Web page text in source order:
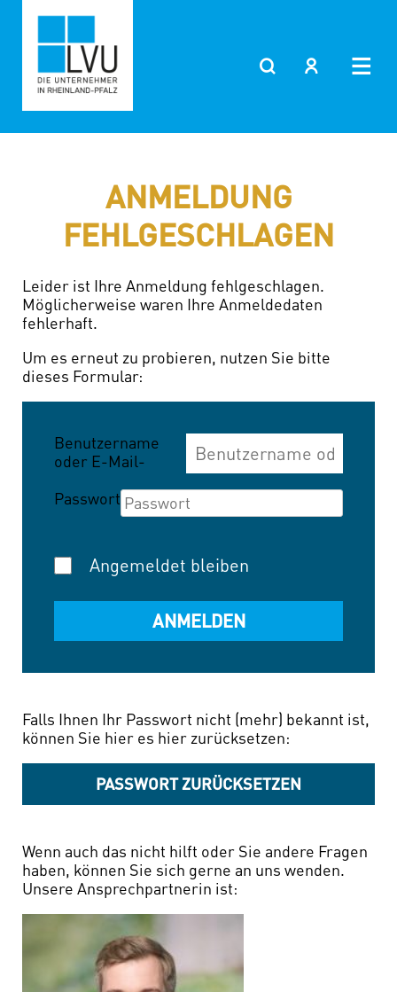
springen
ANMELDUNG
FEHLGESCHLAGEN
Leider ist Ihre Anmeldung fehlgeschlagen.
Möglicherweise waren Ihre Anmeldedaten
fehlerhaft.
Um es erneut zu probieren, nutzen Sie bitte
dieses Formular:
Benutzername
oder E-Mail-
Passwort
Angemeldet bleiben
Falls Ihnen Ihr Passwort nicht (mehr) bekannt ist,
können Sie hier es hier zurücksetzen:
PASSWORT ZURÜCKSETZEN
Wenn auch das nicht hilft oder Sie andere Fragen
haben, können Sie sich gerne an uns wenden.
Unsere Ansprechpartnerin ist: